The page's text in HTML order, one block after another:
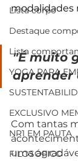
Lista corpo
Destaque
Lista
YOGA PARA
EXCLUSIVO
NR1 EM PAUTA
FILOSÓFICO
modalidades
"É muito
aprender
Com tantas
uma